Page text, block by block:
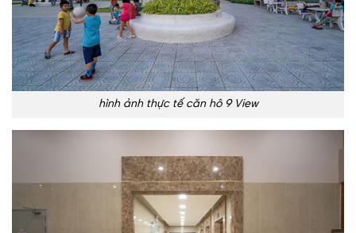
hình ảnh thực tế căn hô 9 View